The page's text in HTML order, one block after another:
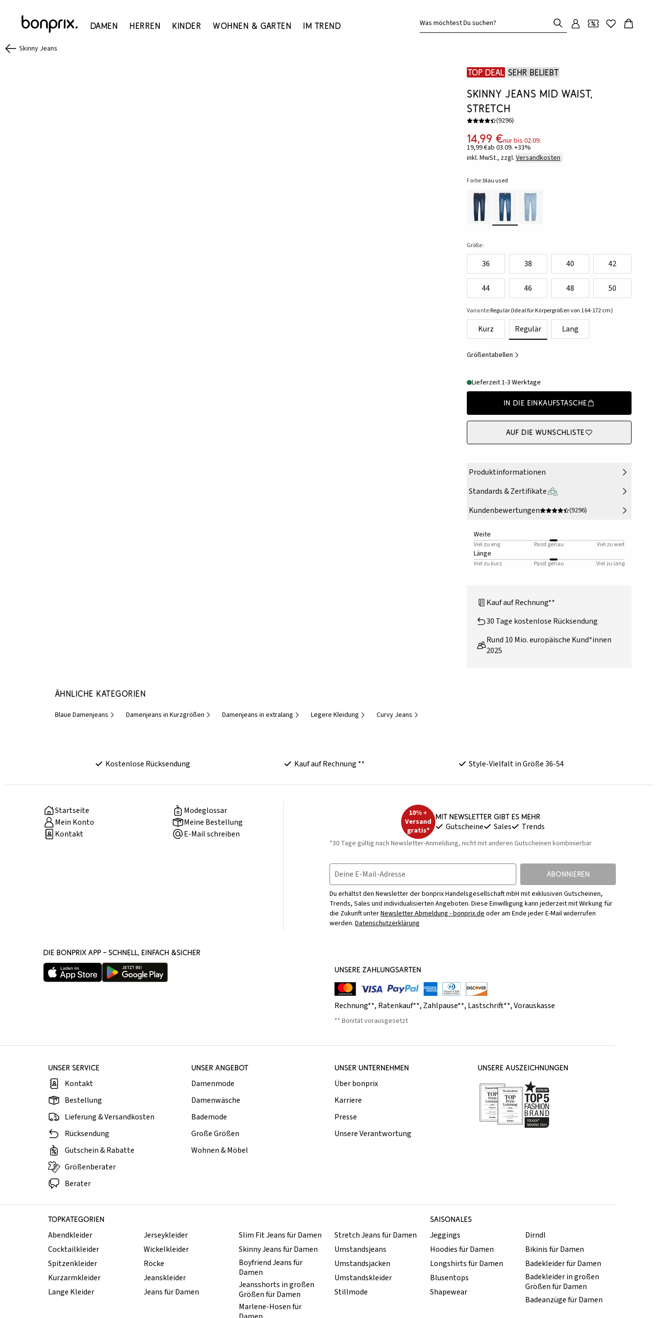
Damen Herren Kinder Wohnen & Garten Im Trend Was möchtest Du suchen?
Skinny Jeans
Top Deal Sehr beliebt
Skinny Jeans Mid Waist,
Stretch
(9296)
14,99 €nur bis 02.09.
19,99 €ab 03.09. +33%
inkl. MwSt., zzgl. Versandkosten
Farbe:blau used
Größe:
36 38 40 42
44 46 48 50
Variante:Regulär (Ideal für Körpergrößen von 164-172 cm)
Kurz Regulär Lang
Größentabellen
Lieferzeit 1-3 Werktage
In die Einkaufstasche
Auf die Wunschliste
Produktinformationen
Standards & Zertifikate
Kundenbewertungen
(9296)
Weite
Viel zu eng Passt genau Viel zu weit
Länge
Viel zu kurz Passt genau Viel zu lang
Kauf auf Rechnung**
30 Tage kostenlose Rücksendung
Rund 10 Mio. europäische Kund*innen
2025
Ähnliche Kategorien
Blaue Damenjeans Damenjeans in Kurzgrößen Damenjeans in extralang Legere Kleidung Curvy Jeans
Kostenlose Rücksendung Kauf auf Rechnung ** Style-Vielfalt in Größe 36-54
Startseite
Modeglossar
Mein Konto
Meine Bestellung
Kontakt
E-Mail schreiben
10% +
Versand
gratis*
Mit Newsletter gibt es mehr
Gutscheine Sales Trends
*30 Tage gültig nach Newsletter-Anmeldung, nicht mit anderen Gutscheinen kombinierbar
Deine E-Mail-Adresse ABONNIEREN
Du erhältst den Newsletter der bonprix Handelsgesellschaft mbH mit exklusiven Gutscheinen,
Trends, Sales und individualisierten Angeboten. Diese Einwilligung kann jederzeit mit Wirkung für
die Zukunft unterNewsletter Abmeldung - bonprix.deoder am Ende jeder E-Mail widerrufen
werden. Datenschutzerklärung
DIE BONPRIX APP – SCHNELL, EINFACH &SICHER
UNSERE ZAHLUNGSARTEN
Rechnung**, Ratenkauf**, Zahlpause**, Lastschrift**,Vorauskasse
** Bonität vorausgesetzt
UNSER SERVICE
Kontakt
Bestellung
Lieferung & Versandkosten
Rücksendung
Gutschein & Rabatte
Größenberater
Berater
UNSER ANGEBOT
Damenmode
Damenwäsche
Bademode
Große Größen
Wohnen & Möbel
UNSER UNTERNEHMEN
Über bonprix
Karriere
Presse
Unsere Verantwortung
UNSERE AUSZEICHNUNGEN
TOPKATEGORIEN SAISONALES
Abendkleider
Cocktailkleider
Spitzenkleider
Kurzarmkleider
Lange Kleider
Jerseykleider
Wickelkleider
Röcke
Jeanskleider
Jeans für Damen
Slim Fit Jeans für Damen
Skinny Jeans für Damen
Boyfriend Jeans für
Damen
Jeansshorts in großen
Größen für Damen
Marlene-Hosen für
Stretch Jeans für Damen
Umstandsjeans
Umstandsjacken
Umstandskleider
Stillmode
Jeggings
Hoodies für Damen
Longshirts für Damen
Blusentops
Shapewear
Dirndl
Bikinis für Damen
Badekleider für Damen
Badekleider in großen
Größen für Damen
Badeanzüge für Damen